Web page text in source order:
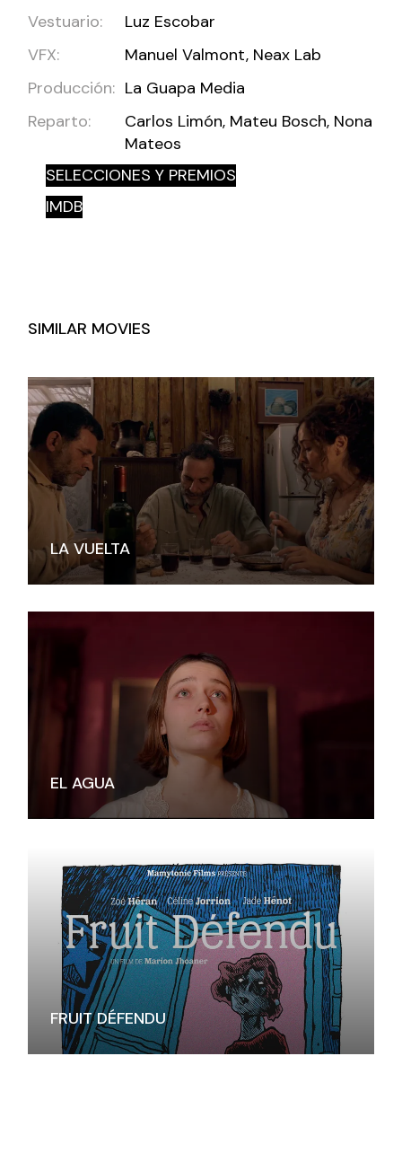
Vestuario:
Luz Escobar
VFX:
Manuel Valmont, Neax Lab
Producción: La Guapa Media
Reparto:
Carlos Limón, Mateu Bosch, Nona
Mateos
SELECCIONES Y PREMIOS
IMDB
SIMILAR MOVIES
LA VUELTA
EL AGUA
FRUIT DÉFENDU